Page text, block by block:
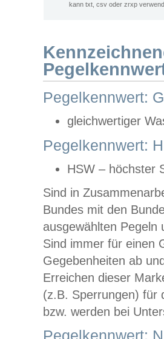
kann txt, csv oder zrxp
Pegelkennwert:
gleichwertiger
Pegelkennwert:
HSW – höchster
Sind in
Bundes mit den
ausgewählten
Sind immer für einen
Gegebenheiten ab
Erreichen dieser
(z.B. Sperrungen) für
bzw. werden bei
Pegelkennwert: